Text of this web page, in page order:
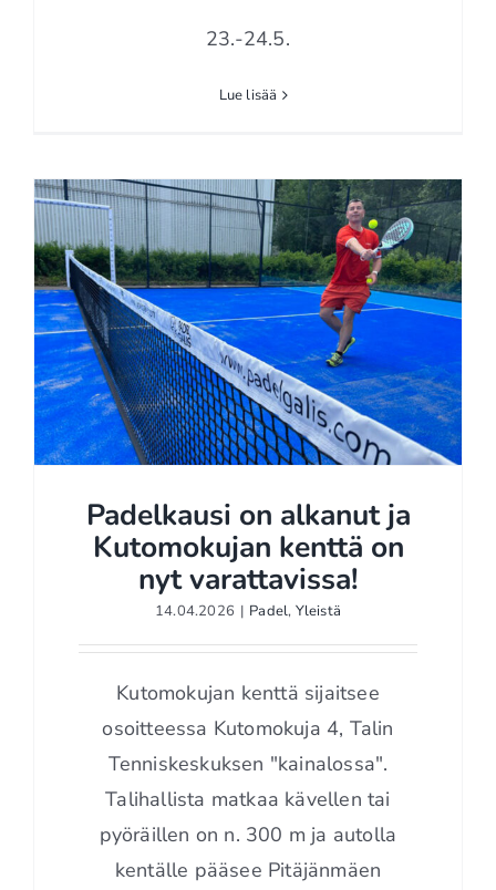
Finnish Squash 57 Open
23.-24.5.
Lue lisää
Padelkausi on alkanut ja
Kutomokujan kenttä on nyt
Padelkausi on alkanut ja
Kutomokujan kenttä on
nyt varattavissa!
14.04.2026 | Padel, Yleistä
Kutomokujan kenttä sijaitsee
osoitteessa Kutomokuja 4, Talin
Tenniskeskuksen "kainalossa".
Talihallista matkaa kävellen tai
pyöräillen on n. 300 m ja autolla
kentälle pääsee Pitäjänmäen